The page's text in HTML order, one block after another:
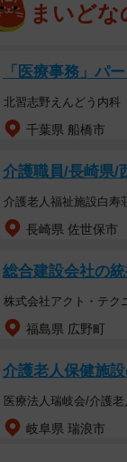
まいどな
「医療事務」パ
北習志野えんどう内科
千葉県 船橋市
介護職員/長崎県/
介護老人福祉施設白寿
長崎県 佐世保市
総合建設会社の
株式会社アクト・テク
福島県 広野町
介護老人保健施
医療法人瑞岐会/介護
岐阜県 瑞浪市